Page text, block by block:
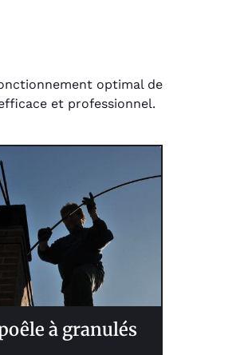
optimal de
et professionnel.
à granulés